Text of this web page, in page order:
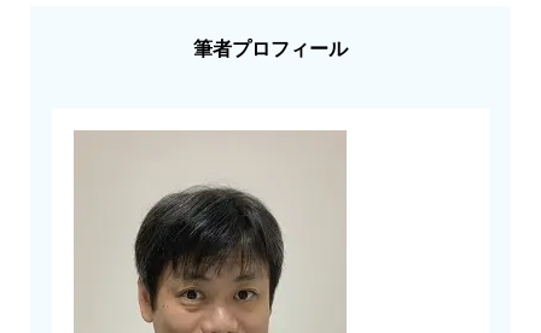
筆者プロフィール